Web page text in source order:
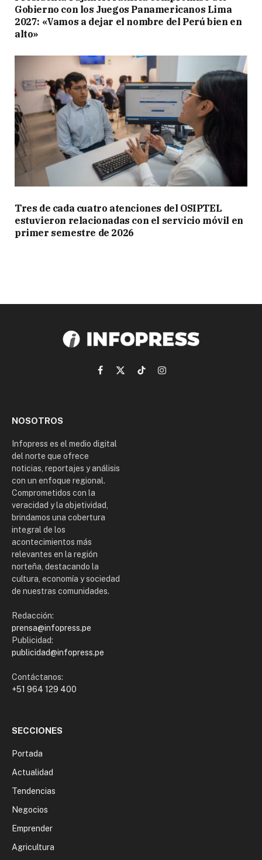
Gobierno con los Juegos Panamericanos Lima
2027: «Vamos a dejar el nombre del Perú bien en
alto»
Tres de cada cuatro atenciones del OSIPTEL
estuvieron relacionadas con el servicio móvil en
primer semestre de 2026
Facebook
X
TikTokInstagram
NOSOTROS
Infopress es el medio digital
del norte que ofrece
noticias, reportajes y análisis
con un enfoque regional.
Comprometidos con la
veracidad y la objetividad,
brindamos una cobertura
integral de los
acontecimientos más
relevantes en la región
norteña, destacando la
cultura, economía y sociedad
de nuestras comunidades.
Redacción:
prensa@infopress.pe
Publicidad:
publicidad@infopress.pe
Contáctanos:
+51 964 129 400
SECCIONES
Portada
Actualidad
Tendencias
Negocios
Emprender
Agricultura